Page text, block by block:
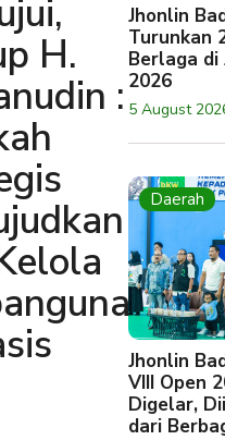
H.
:
Jhonlin
Turunkan
Berlaga di
2026
5 August
Daerah
Jhonlin
VIII Open
Digelar,
dari